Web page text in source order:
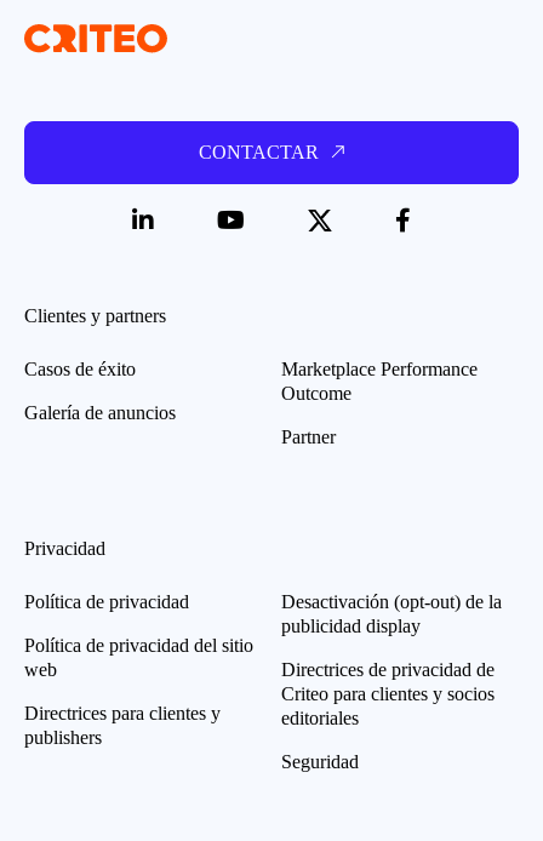
CONTACTAR
Clientes y partners
Casos de éxito
Galería de anuncios
Marketplace Performance
Outcome
Partner
Privacidad
Política de privacidad
Política de privacidad del sitio
web
Directrices para clientes y
publishers
Desactivación (opt-out) de la
publicidad display
Directrices de privacidad de
Criteo para clientes y socios
editoriales
Seguridad